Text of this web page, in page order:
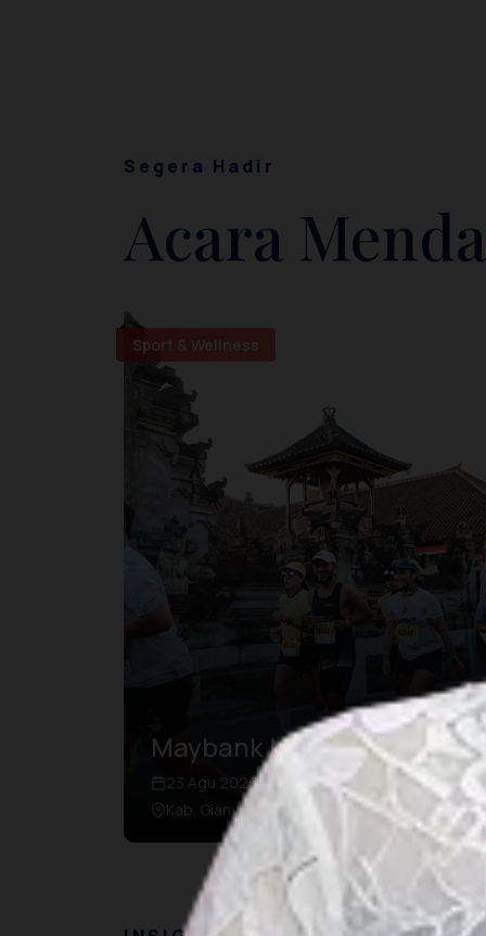
Segera Hadir
Acara
Sport & Wellness
Maybank Marathon Bali
23 Agu 2026 – 23 Agu 2026
Kab. Gianyar, Bali